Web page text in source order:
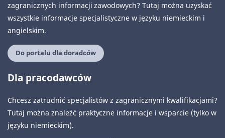
zagranicznych informacji zawodowych? Tutaj można uzyskać
wszystkie informacje specjalistyczne w języku niemieckim i
angielskim.
Do portalu dla doradców
Dla pracodawców
Chcesz zatrudnić specjalistów z zagranicznymi kwalifikacjami?
Tutaj można znaleźć praktyczne informacje i wsparcie (tylko w
języku niemieckim).